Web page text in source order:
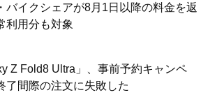
バイクシェアが8月1日以降の料金を返
利用分も対象
Z Fold8 Ultra」、事前予約キャンペ
了間際の注文に失敗した